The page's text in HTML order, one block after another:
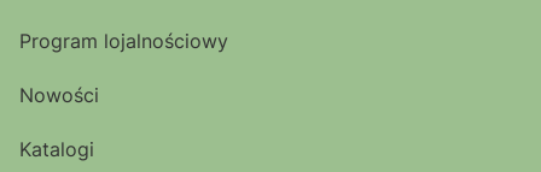
Program lojalnościowy
Nowości
Katalogi